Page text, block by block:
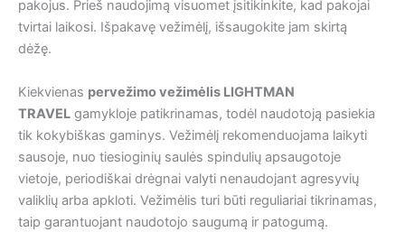
pakojus. Prieš naudojimą visuomet įsitikinkite, kad pakojai
tvirtai laikosi. Išpakavę vežimėlį, išsaugokite jam skirtą
dėžę.
Kiekvienas pervežimo vežimėlis LIGHTMAN
TRAVEL gamykloje patikrinamas, todėl naudotoją pasiekia
tik kokybiškas gaminys. Vežimėlį rekomenduojama laikyti
sausoje, nuo tiesioginių saulės spindulių apsaugotoje
vietoje, periodiškai drėgnai valyti nenaudojant agresyvių
valiklių arba apkloti. Vežimėlis turi būti reguliariai tikrinamas,
taip garantuojant naudotojo saugumą ir patogumą.